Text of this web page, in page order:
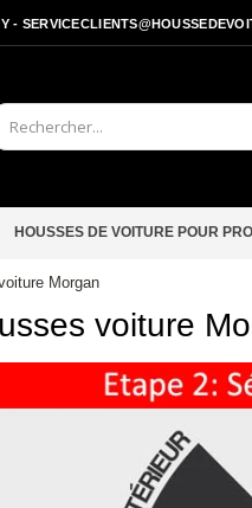
-
HOUSSES DE VOITURE POUR
Morgan
voiture